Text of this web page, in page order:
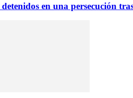
detenidos en una persecución